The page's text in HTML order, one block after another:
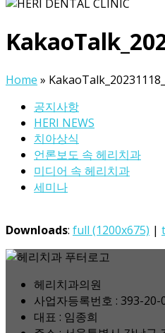
Home »
공지사항
HERI NEWS
치아상식
언론보도 속 헤리치과
미디어 속 헤리치과
세미나
Downloads: full (1200x675) |
헤리치과의원
사업자등록번호 : 393-20-
대표 : 임종희